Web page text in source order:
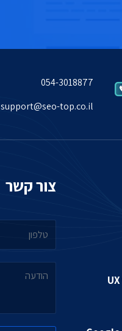
054-3018877
support@seo-top.co.il
צור קשר
טלפון